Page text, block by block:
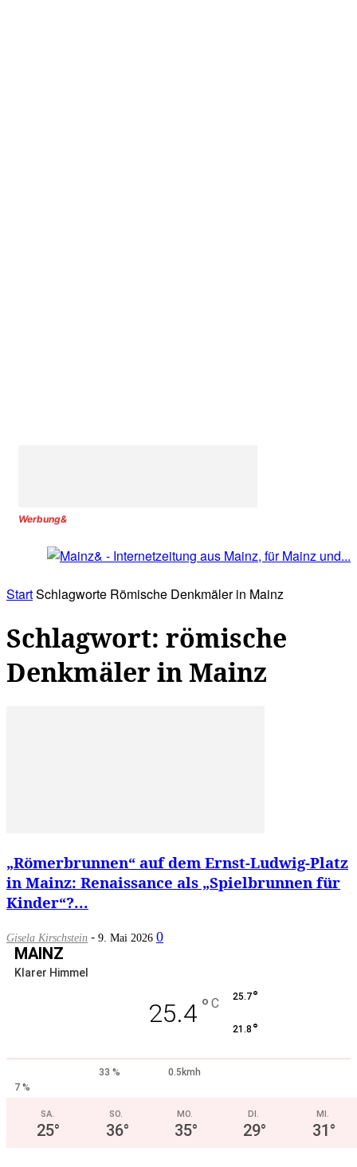
Werbung&
StartSchlagworte Römische Denkmäler in Mainz
Schlagwort: römische
Denkmäler in Mainz
„Römerbrunnen“ auf dem Ernst-Ludwig-Platz
in Mainz: Renaissance als „Spielbrunnen für
Kinder“?...
Gisela Kirschstein - 9. Mai 2026 0
MAINZ
Klarer Himmel
25.4 ° C 25.7°
21.8 °
33 %
0.5kmh
7 %
SA.
25°
SO.
36°
MO.
35°
DI.
29°
MI.
31°